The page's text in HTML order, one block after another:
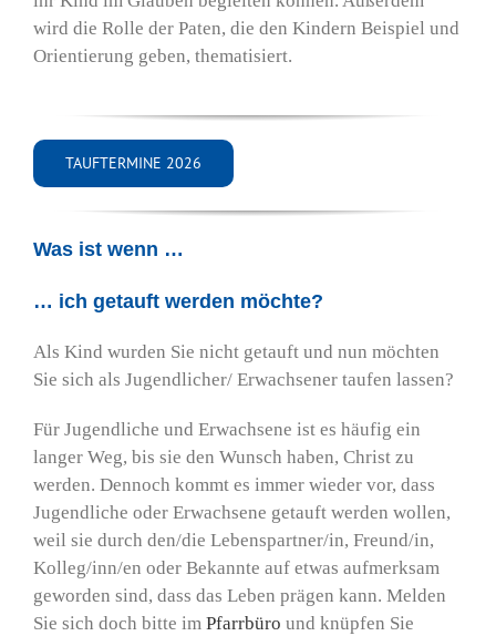
wird die Rolle der Paten, die den Kindern Beispiel und
Orientierung geben, thematisiert.
TAUFTERMINE 2026
Was ist wenn …
… ich getauft werden möchte?
Als Kind wurden Sie nicht getauft und nun möchten
Sie sich als Jugendlicher/ Erwachsener taufen lassen?
Für Jugendliche und Erwachsene ist es häufig ein
langer Weg, bis sie den Wunsch haben, Christ zu
werden. Dennoch kommt es immer wieder vor, dass
Jugendliche oder Erwachsene getauft werden wollen,
weil sie durch den/die Lebenspartner/in, Freund/in,
Kolleg/inn/en oder Bekannte auf etwas aufmerksam
geworden sind, dass das Leben prägen kann. Melden
Sie sich doch bitte im Pfarrbüro und knüpfen Sie